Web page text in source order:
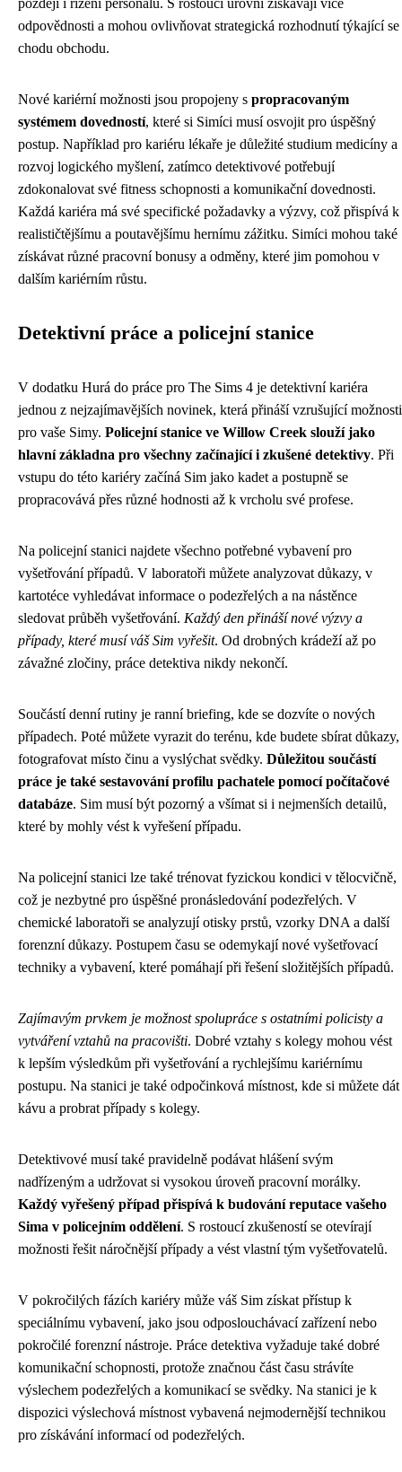
později i řízení personálu. S rostoucí úrovní získávají více
odpovědnosti a mohou ovlivňovat strategická rozhodnutí týkající se
chodu obchodu.
Nové kariérní možnosti jsou propojeny s propracovaným
systémem dovedností, které si Simíci musí osvojit pro úspěšný
postup. Například pro kariéru lékaře je důležité studium medicíny a
rozvoj logického myšlení, zatímco detektivové potřebují
zdokonalovat své fitness schopnosti a komunikační dovednosti.
Každá kariéra má své specifické požadavky a výzvy, což přispívá k
realističtějšímu a poutavějšímu hernímu zážitku. Simíci mohou také
získávat různé pracovní bonusy a odměny, které jim pomohou v
dalším kariérním růstu.
Detektivní práce a policejní stanice
V dodatku Hurá do práce pro The Sims 4 je detektivní kariéra
jednou z nejzajímavějších novinek, která přináší vzrušující možnosti
pro vaše Simy. Policejní stanice ve Willow Creek slouží jako
hlavní základna pro všechny začínající i zkušené detektivy. Při
vstupu do této kariéry začíná Sim jako kadet a postupně se
propracovává přes různé hodnosti až k vrcholu své profese.
Na policejní stanici najdete všechno potřebné vybavení pro
vyšetřování případů. V laboratoři můžete analyzovat důkazy, v
kartotéce vyhledávat informace o podezřelých a na nástěnce
sledovat průběh vyšetřování. Každý den přináší nové výzvy a
případy, které musí váš Sim vyřešit. Od drobných krádeží až po
závažné zločiny, práce detektiva nikdy nekončí.
Součástí denní rutiny je ranní briefing, kde se dozvíte o nových
případech. Poté můžete vyrazit do terénu, kde budete sbírat důkazy,
fotografovat místo činu a vyslýchat svědky. Důležitou součástí
práce je také sestavování profilu pachatele pomocí počítačové
databáze. Sim musí být pozorný a všímat si i nejmenších detailů,
které by mohly vést k vyřešení případu.
Na policejní stanici lze také trénovat fyzickou kondici v tělocvičně,
což je nezbytné pro úspěšné pronásledování podezřelých. V
chemické laboratoři se analyzují otisky prstů, vzorky DNA a další
forenzní důkazy. Postupem času se odemykají nové vyšetřovací
techniky a vybavení, které pomáhají při řešení složitějších případů.
Zajímavým prvkem je možnost spolupráce s ostatními policisty a
vytváření vztahů na pracovišti. Dobré vztahy s kolegy mohou vést
k lepším výsledkům při vyšetřování a rychlejšímu kariérnímu
postupu. Na stanici je také odpočinková místnost, kde si můžete dát
kávu a probrat případy s kolegy.
Detektivové musí také pravidelně podávat hlášení svým
nadřízeným a udržovat si vysokou úroveň pracovní morálky.
Každý vyřešený případ přispívá k budování reputace vašeho
Sima v policejním oddělení. S rostoucí zkušeností se otevírají
možnosti řešit náročnější případy a vést vlastní tým vyšetřovatelů.
V pokročilých fázích kariéry může váš Sim získat přístup k
speciálnímu vybavení, jako jsou odposlouchávací zařízení nebo
pokročilé forenzní nástroje. Práce detektiva vyžaduje také dobré
komunikační schopnosti, protože značnou část času strávíte
výslechem podezřelých a komunikací se svědky. Na stanici je k
dispozici výslechová místnost vybavená nejmodernější technikou
pro získávání informací od podezřelých.